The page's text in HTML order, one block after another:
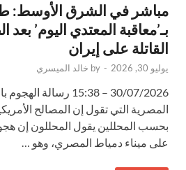
مباشر في الشرق الأوسط:
بـ’معاقبة المعتدي اليوم’ بعد
القاتلة على إيران
يوليو 30, 2026 -
by خالد الميسري
30/07/2026 – 15:38
المصرية التي تقول إن المصالح
بحسب المحللين يقول المحللون إن
على ميناء دمياط المصري، وهو …